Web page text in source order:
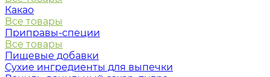
Какао
Все товары
Приправы-специи
Все товары
Пищевые добавки
Сухие ингредиенты для выпечки